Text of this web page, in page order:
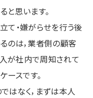
と思います。
て・嫌がらせを行う後
のは，業者側の顧客
が社内で周知されて
ースです。
はなく，まずは本人